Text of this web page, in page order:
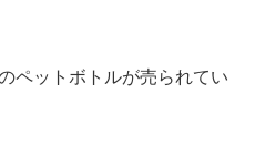
ペットボトルが売られてい